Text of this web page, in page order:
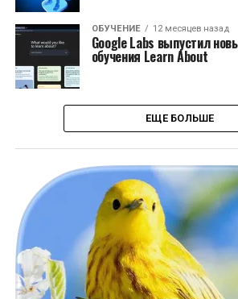
ОБУЧЕНИЕ 12 месяцев назад
Google Labs выпустил
обучения Learn About
ЕЩЕ БОЛЬШЕ